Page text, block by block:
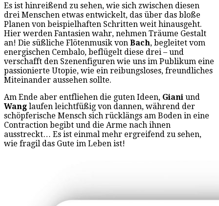
Es ist hinreißend zu sehen, wie sich zwischen diesen
drei Menschen etwas entwickelt, das über das bloße
Planen von beispielhaften Schritten weit hinausgeht.
Hier werden Fantasien wahr, nehmen Träume Gestalt
an! Die süßliche Flötenmusik von Bach, begleitet vom
energischen Cembalo, beflügelt diese drei – und
verschafft den Szenenfiguren wie uns im Publikum eine
passionierte Utopie, wie ein reibungsloses, freundliches
Miteinander aussehen sollte.
Am Ende aber entfliehen die guten Ideen, Giani und
Wang laufen leichtfüßig von dannen, während der
schöpferische Mensch sich rücklängs am Boden in eine
Contraction begibt und die Arme nach ihnen
ausstreckt… Es ist einmal mehr ergreifend zu sehen,
wie fragil das Gute im Leben ist!